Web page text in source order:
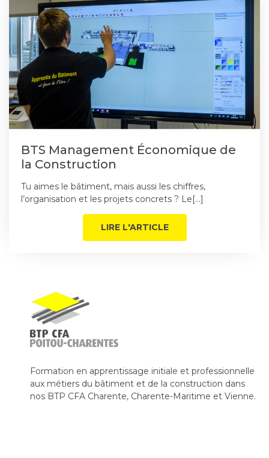
BTS Management Économique de
la Construction
Tu aimes le bâtiment, mais aussi les chiffres,
l’organisation et les projets concrets ? Le[…]
LIRE L'ARTICLE
Formation en apprentissage initiale et professionnelle
aux métiers du bâtiment et de la construction dans
nos BTP CFA Charente, Charente-Maritime et Vienne.